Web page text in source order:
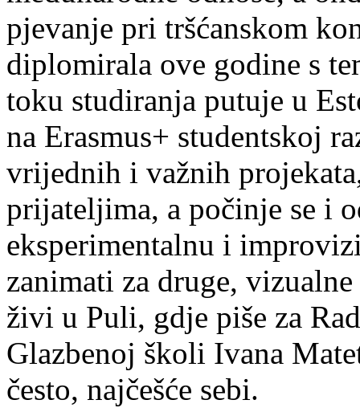
pjevanje pri tršćanskom
diplomirala ove godine s
toku studiranja putuje u
na Erasmus+ studentskoj
vrijednih i važnih
prijateljima, a počinje se i
eksperimentalnu i
zanimati za druge,
živi u Puli, gdje piše za
Glazbenoj školi Ivana
često, najčešće sebi.